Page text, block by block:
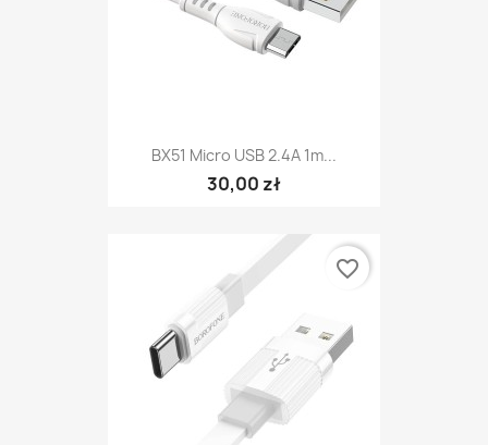
BX51 Micro USB 2.4A 1m...
30,00 zł
favorite_border